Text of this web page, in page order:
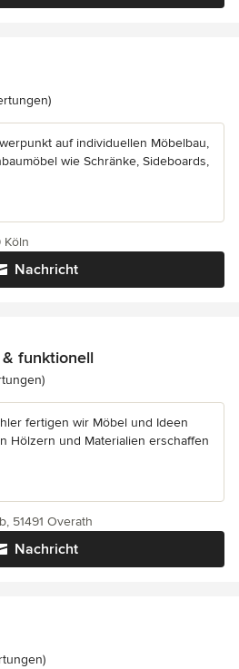
5 von 5 Sternen
auf individuellen Möbelbau,
wie Schränke, Sideboards,
Nachricht
Köln
funktionell
5 von 5 Sternen
fertigen wir Möbel und Ideen
Hölzern und Materialien erschaffen
Nachricht
51491 Overath
5 von 5 Sternen